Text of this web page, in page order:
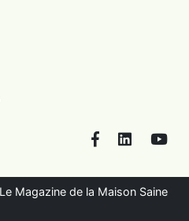
FacebookLinkedIn
Magazine de la Maison Saine